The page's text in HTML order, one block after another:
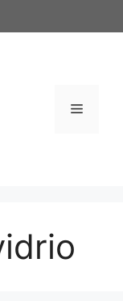
Menú